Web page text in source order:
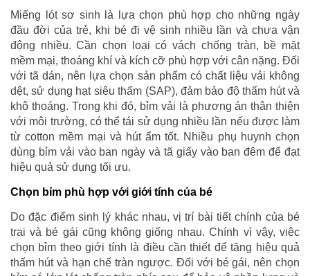
Miếng lót sơ sinh là lựa chọn phù hợp cho những ngày
đầu đời của trẻ, khi bé đi vệ sinh nhiều lần và chưa vận
động nhiều. Cần chọn loại có vách chống tràn, bề mặt
mềm mại, thoáng khí và kích cỡ phù hợp với cân nặng. Đối
với tã dán, nên lựa chọn sản phẩm có chất liệu vải không
dệt, sử dụng hạt siêu thấm (SAP), đảm bảo độ thấm hút và
khô thoáng. Trong khi đó, bỉm vải là phương án thân thiện
với môi trường, có thể tái sử dụng nhiều lần nếu được làm
từ cotton mềm mại và hút ẩm tốt. Nhiều phụ huynh chọn
dùng bỉm vải vào ban ngày và tã giấy vào ban đêm để đạt
hiệu quả sử dụng tối ưu.
Chọn bỉm phù hợp với giới tính của bé
Do đặc điểm sinh lý khác nhau, vị trí bài tiết chính của bé
trai và bé gái cũng không giống nhau. Chính vì vậy, việc
chọn bỉm theo giới tính là điều cần thiết để tăng hiệu quả
thấm hút và hạn chế tràn ngược. Đối với bé gái, nên chọn